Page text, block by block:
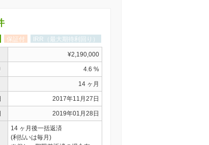
保証付 IRR（最大期待利回り）
¥2,190,000
4.6 %
14 ヶ月
2017年11月27日
2019年01月28日
14 ヶ月後一括返済
(利払いは毎月)